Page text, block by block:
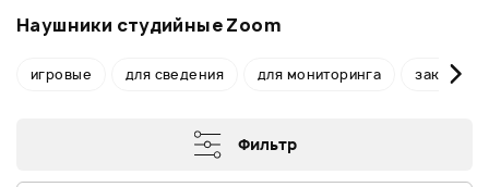
Наушники студийные Zoom
игровые для сведения для мониторинга закрытые
Фильтр